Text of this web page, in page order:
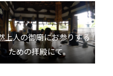
上人の御廟にお参りする
ための拝殿にて。